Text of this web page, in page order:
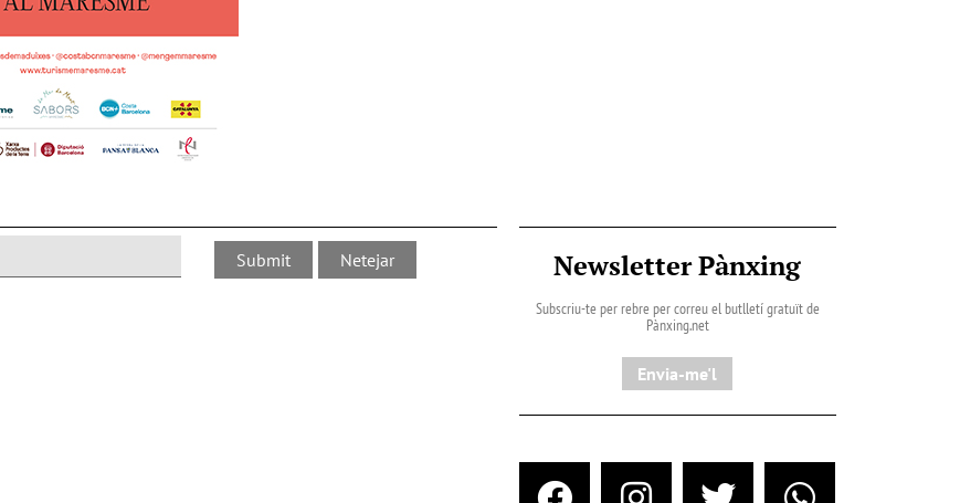
Newsletter Pànxing
Subscriu-te per rebre per correu el butlletí gratuït de
Pànxing.net​
Envia-me'l